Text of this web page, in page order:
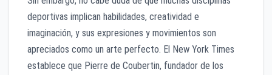
deportivas implican habilidades, creatividad e
imaginación, y sus expresiones y movimientos son
apreciados como un arte perfecto. El New York Times
establece que Pierre de Coubertin, fundador de los